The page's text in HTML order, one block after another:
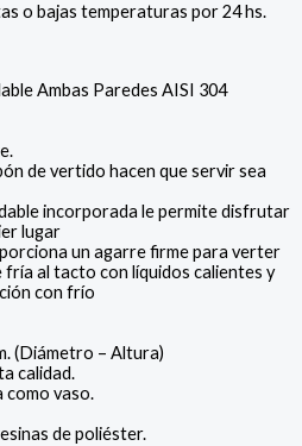
o bajas temperaturas por 24 hs.
Ambas Paredes AISI 304
de vertido hacen que servir sea
incorporada le permite disfrutar
lugar
un agarre firme para verter
fría al tacto con líquidos calientes y
con frío
(Diámetro – Altura)
calidad.
como vaso.
de poliéster.